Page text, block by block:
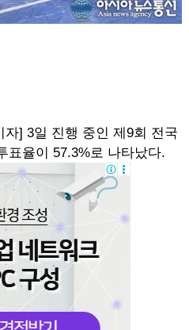
] 3일 진행 중인 제9회 전국
표율이 57.3%로 나타났다.